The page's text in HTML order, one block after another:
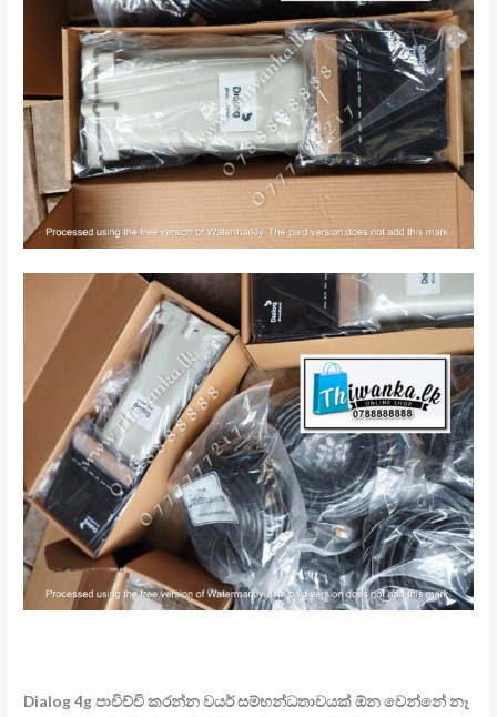
Dialog 4g පාවිච්චි කරන්න වයර් සම්භන්ධතාවයක් ඕන වෙන්නේ නෑ